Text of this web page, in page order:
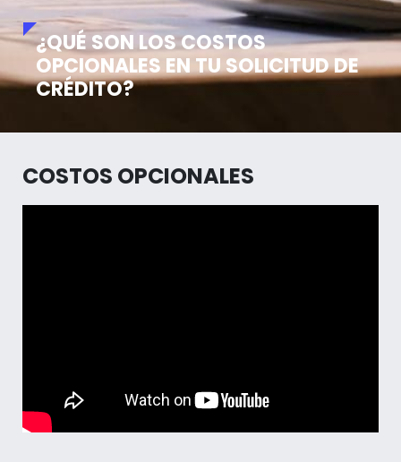
¿QUÉ SON LOS COSTOS
OPCIONALES EN TU SOLICITUD DE
CRÉDITO?
COSTOS OPCIONALES